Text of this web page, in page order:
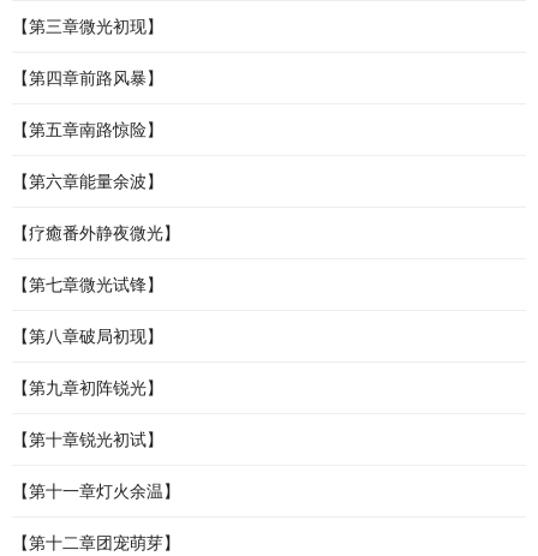
【第三章微光初现】
【第四章前路风暴】
【第五章南路惊险】
【第六章能量余波】
【疗癒番外静夜微光】
【第七章微光试锋】
【第八章破局初现】
【第九章初阵锐光】
【第十章锐光初试】
【第十一章灯火余温】
【第十二章团宠萌芽】